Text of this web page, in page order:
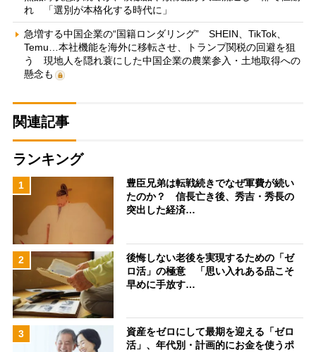
れ 「選別が本格化する時代に」
急増する中国企業の“国籍ロンダリング” SHEIN、TikTok、
Temu…本社機能を海外に移転させ、トランプ関税の回避を狙
う 現地人を隠れ蓑にした中国企業の農業参入・土地取得への
懸念も
関連記事
ランキング
1
豊臣兄弟は転戦続きでなぜ軍費が続い
たのか？ 信長亡き後、秀吉・秀長の
突出した経済…
2
後悔しない老後を実現するための「ゼ
ロ活」の極意 「思い入れある品こそ
早めに手放す…
3
資産をゼロにして最期を迎える「ゼロ
活」、年代別・計画的にお金を使うポ